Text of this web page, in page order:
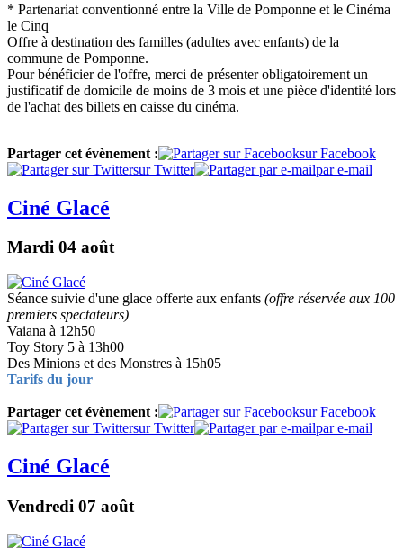
* Partenariat conventionné entre la Ville de Pomponne et le Cinéma
le Cinq
Offre à destination des familles (adultes avec enfants) de la
commune de Pomponne.
Pour bénéficier de l'offre, merci de présenter obligatoirement un
justificatif de domicile de moins de 3 mois et une pièce d'identité lors
de l'achat des billets en caisse du cinéma.
Partager cet évènement :
sur Facebook
sur Twitter
par e-mail
Ciné Glacé
Mardi 04 août
Séance suivie d'une glace offerte aux enfants (offre réservée aux 100
premiers spectateurs)
Vaiana à 12h50
Toy Story 5 à 13h00
Des Minions et des Monstres à 15h05
Tarifs du jour
Partager cet évènement :
sur Facebook
sur Twitter
par e-mail
Ciné Glacé
Vendredi 07 août